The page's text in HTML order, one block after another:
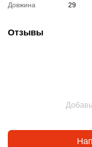
Довжина
29
Отзывы